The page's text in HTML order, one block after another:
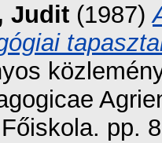
Judit (1987)
pp.